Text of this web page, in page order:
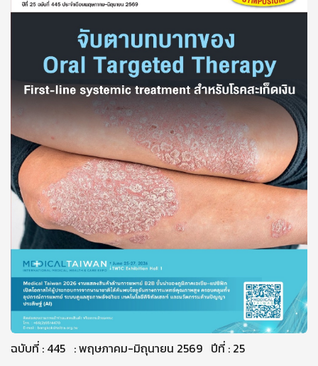
ฉบับที่ : 445 : พฤษภาคม-มิถุนายน 2569 ปีที่ : 25